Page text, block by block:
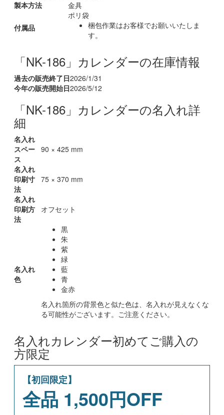
製本方法
金具
付属品
ポリ袋
梱包作業はお客様でお願いいたしま
す。
「NK-186」カレンダーの在庫情報
過去の販売終了日2026/1/31
今年の販売開始日2026/5/12
「NK-186」カレンダーの名入れ詳
細
名入れ
スペー
ス
90 × 425 mm
名入れ
印刷寸
法
75 × 370 mm
名入れ
印刷方
法
オフセット
名入れ
色
黒
朱
紫
緑
藍
青
金赤
名入れ箇所の背景色と似た色は、名入れが見えなくな
る可能性がございます。ご注意ください。
名入れカレンダー初めてご購入の
方限定
【初回限定】
全品 1,500円OFF